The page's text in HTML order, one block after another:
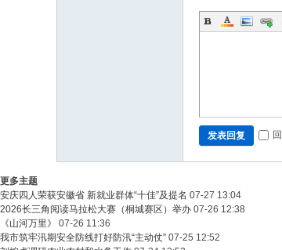
发表回复
更多主题
安庆四人荣获安徽省 新就业群体“十佳”及提名 07-27 13:04
2026长三角阅读马拉松大赛（桐城赛区）举办 07-26 12:38
《山河万里》
07-26 11:36
我市筑牢汛期安全防线打好防汛“主动仗” 07-25 12:52